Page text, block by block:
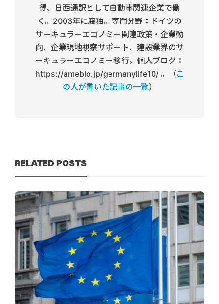
得、日西通訳として自動車関連企業で働
く。2003年に渡独。専門分野：ドイツの
サーキュラーエコノミー関連政策・企業動
向、企業現地視察サポート、建設業界のサ
ーキュラーエコノミー移行。個人ブログ：
https://ameblo.jp/germanylife10/ 。（こ
の人が書いた記事の一覧）
RELATED POSTS